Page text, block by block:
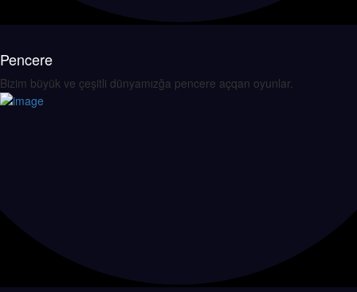
Pencere
Bizim büyük ve çeşitli dünyamızğa pencere açqan oyunlar.